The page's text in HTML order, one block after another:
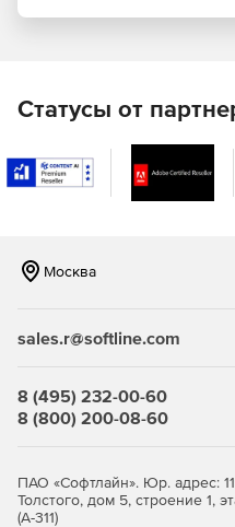
предоставления
база данных доступны
хоста.
оборудования и
облачных сред не
возникновения
регулярные
существующие и новые
Статусы от
Москва
sales.r@softline.com
8 (495) 232-00-60
8 (800) 200-08-60
ПАО «Софтлайн». Юр. адрес:
Толстого, дом 5, строение 1,
(А-311)